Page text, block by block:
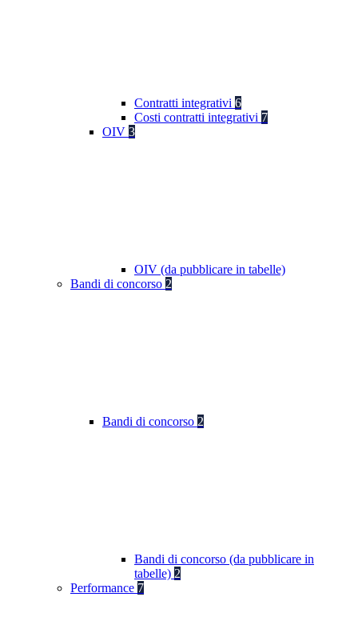
Contratti integrativi 6
Costi contratti integrativi 7
OIV 3
OIV (da pubblicare in tabelle)
Bandi di concorso 2
Bandi di concorso 2
Bandi di concorso (da pubblicare in
tabelle) 2
Performance 7